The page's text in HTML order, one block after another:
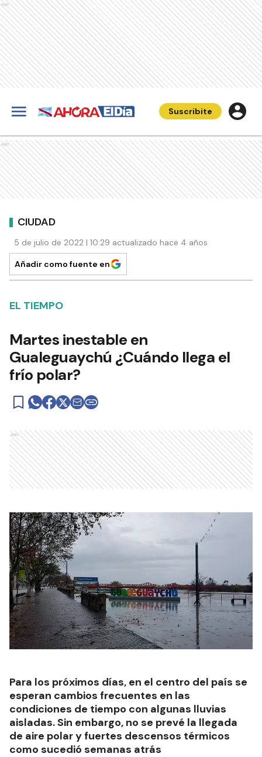
Ads
Suscribite
Ads
CIUDAD
5 de julio de 2022 | 10:29 actualizado hace 4 años
Añadir como fuente en
EL TIEMPO
Martes inestable en
Gualeguaychú ¿Cuándo llega el
frío polar?
Ads
Para los próximos días, en el centro del país se
esperan cambios frecuentes en las
condiciones de tiempo con algunas lluvias
aisladas. Sin embargo, no se prevé la llegada
de aire polar y fuertes descensos térmicos
como sucedió semanas atrás